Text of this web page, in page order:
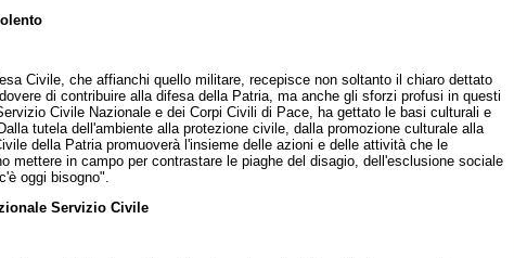
Civile, che affianchi quello militare, recepisce non soltanto il chiaro dettato
di contribuire alla difesa della Patria, ma anche gli sforzi profusi in questi
Civile Nazionale e dei Corpi Civili di Pace, ha gettato le basi culturali e
tutela dell'ambiente alla protezione civile, dalla promozione culturale alla
della Patria promuoverà l'insieme delle azioni e delle attività che le
mettere in campo per contrastare le piaghe del disagio, dell'esclusione sociale
oggi bisogno".
Servizio Civile